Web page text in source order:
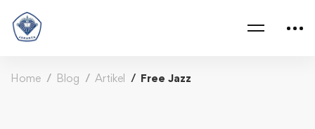
Home Blog Artikel Free Jazz